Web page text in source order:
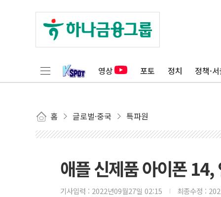
영상 포토 정치 정책·
홈 글로벌·중국 특파원
애플 신제품 아이폰 14,
기사입력 : 2022년09월27일 02:15 최종수정 :